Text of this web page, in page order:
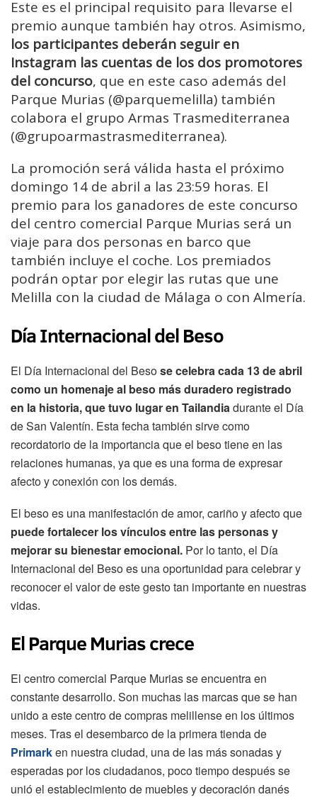
Este es el principal requisito para llevarse el
premio aunque también hay otros. Asimismo,
los participantes deberán seguir en
Instagram las cuentas de los dos promotores
del concurso, que en este caso además del
Parque Murias (@parquemelilla) también
colabora el grupo Armas Trasmediterranea
(@grupoarmastrasmediterranea).
La promoción será válida hasta el próximo
domingo 14 de abril a las 23:59 horas. El
premio para los ganadores de este concurso
del centro comercial Parque Murias será un
viaje para dos personas en barco que
también incluye el coche. Los premiados
podrán optar por elegir las rutas que une
Melilla con la ciudad de Málaga o con Almería.
Día Internacional del Beso
El Día Internacional del Besose celebra cada 13 de abril
como un homenaje al beso más duradero registrado
en la historia, que tuvo lugar en Tailandia durante el Día
de San Valentín. Esta fecha también sirve como
recordatorio de la importancia que el beso tiene en las
relaciones humanas, ya que es una forma de expresar
afecto y conexión con los demás.
El beso es una manifestación de amor, cariño y afecto que
puede fortalecer los vínculos entre las personas y
mejorar su bienestar emocional. Por lo tanto, el Día
Internacional del Beso es una oportunidad para celebrar y
reconocer el valor de este gesto tan importante en nuestras
vidas.
El Parque Murias crece
El centro comercial Parque Murias se encuentra en
constante desarrollo. Son muchas las marcas que se han
unido a este centro de compras melillense en los últimos
meses. Tras el desembarco de la primera tienda de
Primarken nuestra ciudad, una de las más sonadas y
esperadas por los ciudadanos, poco tiempo después se
unió el establecimiento de muebles y decoración danés